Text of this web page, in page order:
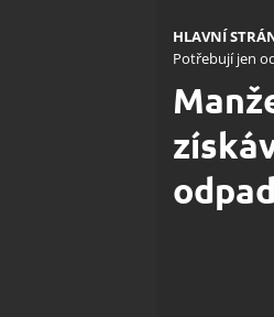
HLAVNÍ
Potřebují jen